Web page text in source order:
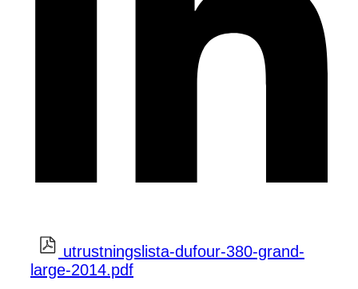
utrustningslista-dufour-380-grand-
large-2014.pdf